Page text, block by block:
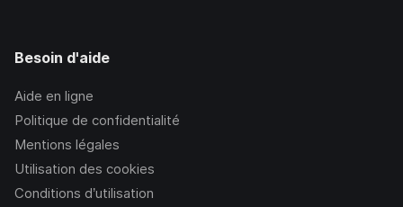
Besoin d'aide
Aide en ligne
Politique de confidentialité
Mentions légales
Utilisation des cookies
Conditions d’utilisation